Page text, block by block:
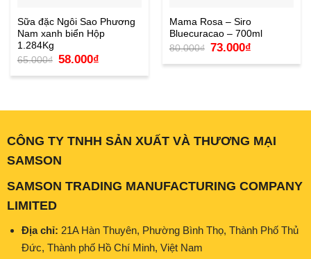
Sữa đặc Ngôi Sao Phương
Nam xanh biển Hộp
1.284Kg
65.000₫
Giá
gốc
là:
58.000₫Giá
tại
Mama Rosa – Siro
Bluecuracao – 700ml
80.000₫ Giá
gốc
là:
73.000₫Giá
tại
CÔNG TY TNHH SẢN XUẤT VÀ THƯƠNG MẠI
SAMSON
SAMSON TRADING MANUFACTURING COMPANY
LIMITED
Địa chỉ: 21A Hàn Thuyên, Phường Bình Thọ, Thành Phố Thủ
Đức, Thành phố Hồ Chí Minh, Việt Nam